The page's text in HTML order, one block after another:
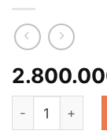
Giải quyết